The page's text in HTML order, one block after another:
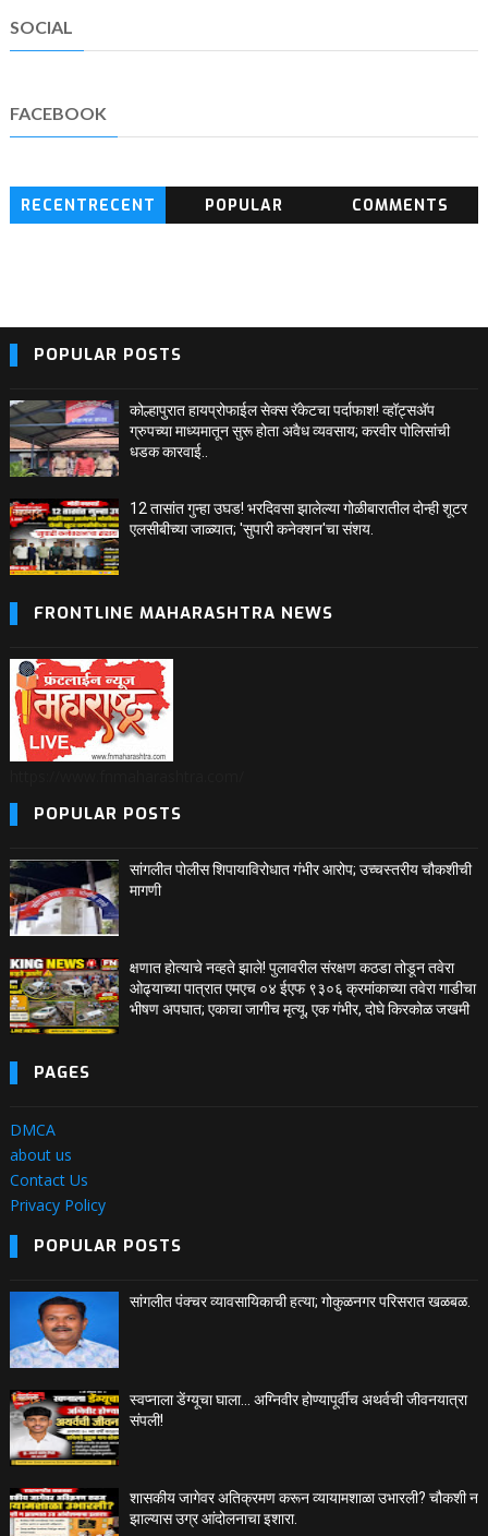
SOCIAL
FACEBOOK
RECENTRECENT
POPULAR COMMENTS
POPULAR POSTS
कोल्हापुरात हायप्रोफाईल सेक्स रॅकेटचा पर्दाफाश! व्हॉट्सअ‍ॅप
ग्रुपच्या माध्यमातून सुरू होता अवैध व्यवसाय; करवीर पोलिसांची
धडक कारवाई..
12 तासांत गुन्हा उघड! भरदिवसा झालेल्या गोळीबारातील दोन्ही शूटर
एलसीबीच्या जाळ्यात; 'सुपारी कनेक्शन'चा संशय.
FRONTLINE MAHARASHTRA NEWS
POPULAR POSTS
सांगलीत पोलीस शिपायाविरोधात गंभीर आरोप; उच्चस्तरीय चौकशीची
मागणी
क्षणात होत्याचे नव्हते झाले! पुलावरील संरक्षण कठडा तोडून तवेरा
ओढ्याच्या पात्रात एमएच ०४ ईएफ ९३०६ क्रमांकाच्या तवेरा गाडीचा
भीषण अपघात; एकाचा जागीच मृत्यू, एक गंभीर, दोघे किरकोळ जखमी
PAGES
DMCA
about us
Contact Us
Privacy Policy
POPULAR POSTS
सांगलीत पंक्चर व्यावसायिकाची हत्या; गोकुळनगर परिसरात खळबळ.
स्वप्नाला डेंग्यूचा घाला… अग्निवीर होण्यापूर्वीच अथर्वची जीवनयात्रा
संपली!
शासकीय जागेवर अतिक्रमण करून व्यायामशाळा उभारली? चौकशी न
झाल्यास उग्र आंदोलनाचा इशारा.